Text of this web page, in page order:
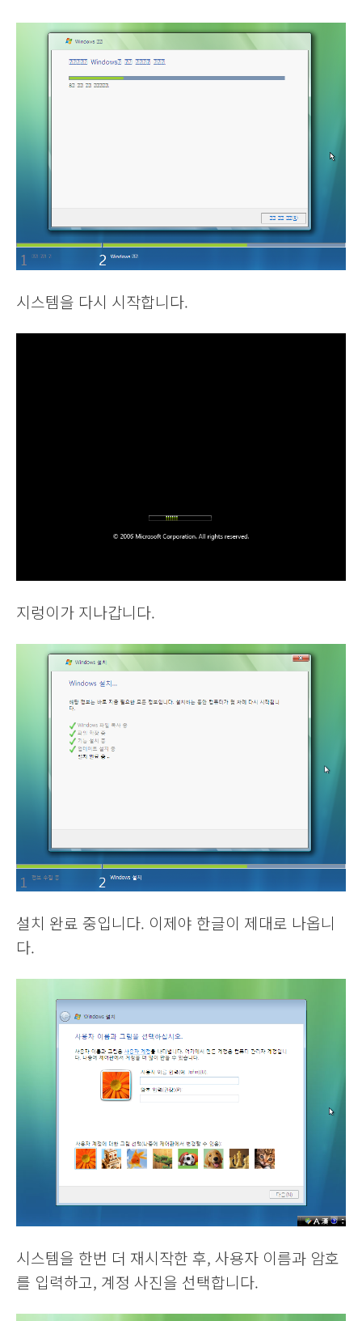
시스템을 다시 시작합니다.
지렁이가 지나갑니다.
설치 완료 중입니다. 이제야 한글이 제대로 나옵니
다.
시스템을 한번 더 재시작한 후, 사용자 이름과 암호
를 입력하고, 계정 사진을 선택합니다.